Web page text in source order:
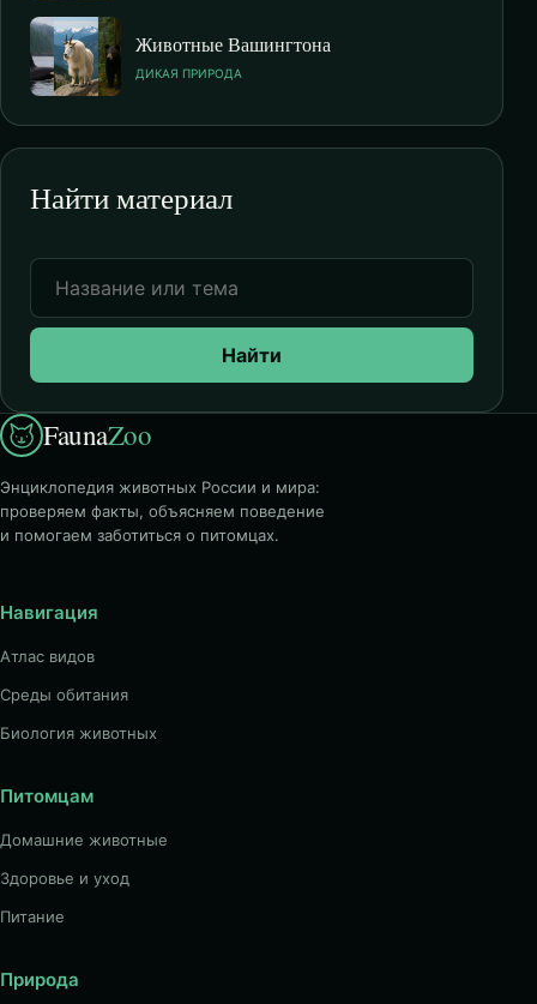
Животные Вашингтона
ДИКАЯ ПРИРОДА
Найти материал
Найти
FaunaZoo
Энциклопедия животных России и мира:
проверяем факты, объясняем поведение
и помогаем заботиться о питомцах.
Навигация
Атлас видов
Среды обитания
Биология животных
Питомцам
Домашние животные
Здоровье и уход
Питание
Природа